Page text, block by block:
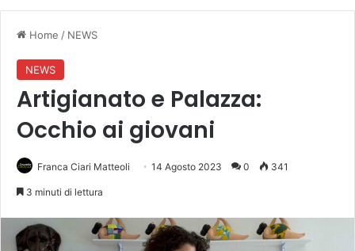
Home / NEWS
NEWS
Artigianato e Palazza:
Occhio ai giovani
Franca Ciari Matteoli 14 Agosto 2023 0 341
3 minuti di lettura